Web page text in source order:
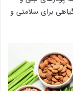
برای سلامتی و